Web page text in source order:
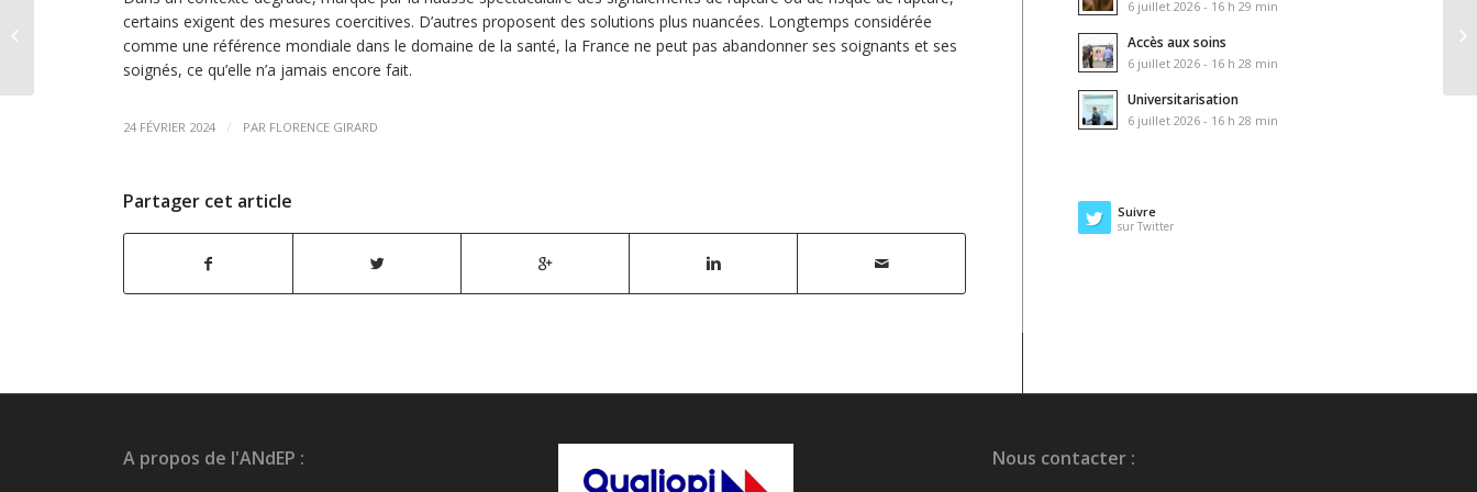
certains exigent des mesures coercitives. D’autres proposent des solutions plus nuancées. Longtemps considérée
comme une référence mondiale dans le domaine de la santé, la France ne peut pas abandonner ses soignants et ses
soignés, ce qu’elle n’a jamais encore fait.
24 FÉVRIER 2024 / PAR FLORENCE GIRARD
Partager cet article
6 juillet 2026 - 16 h 29 min
Accès aux soins
6 juillet 2026 - 16 h 28 min
Universitarisation
6 juillet 2026 - 16 h 28 min
Suivre
sur Twitter
A propos de l'ANdEP : Nous contacter :
satisfecit pour les
paramédicaux